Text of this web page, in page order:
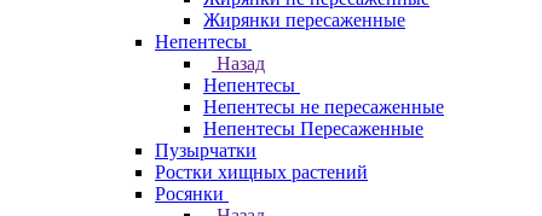
Жирянки пересаженные
Непентесы
Назад
Непентесы
Непентесы не пересаженные
Непентесы Пересаженные
Пузырчатки
Ростки хищных растений
Росянки